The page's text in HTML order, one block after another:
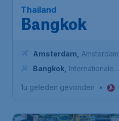
Thailand
Bangkok
Amsterdam
Amsterdam
Airport Schiphol
Bangkok Internationale
1u geleden gevonden •